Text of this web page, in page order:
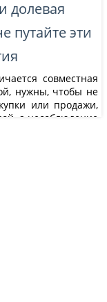
долевая
путайте эти
совместная
нужны, чтобы не
или продажи,
а несоблюдение